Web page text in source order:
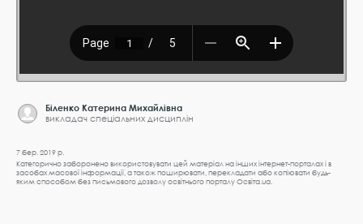
Біленко Катерина Михайлівна
викладач спеціальних дисциплін
7 бер. 2019 р.
Категорично заборонено використовувати цей матеріал на інших інтернет-порталах і в
засобах масової інформації, а також поширювати, перекладати або копіювати будь-
яким способом без письмового дозволу освітнього порталу Освіта.ua.